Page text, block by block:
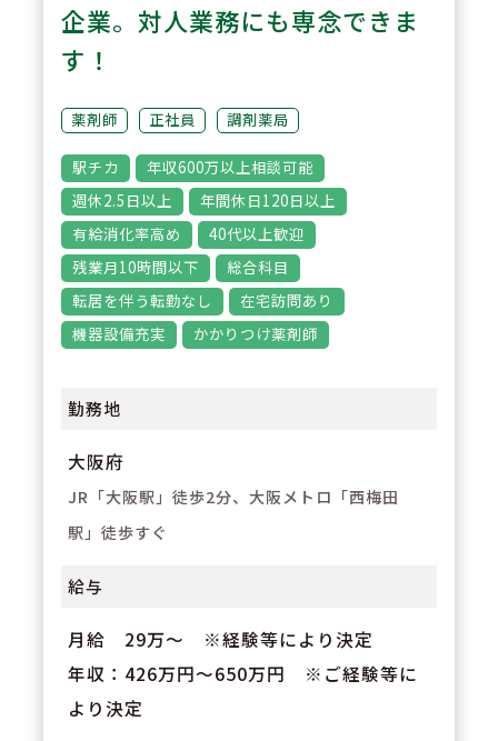
3
ボット調剤を行っている店舗です
ので、ピッキング業務はもちろん
のこと、在庫管理・棚卸の手間が
ほぼ無くなり、業務のスリム化が
できている就業環境です。
企業。対人業務にも専念できま
す！
薬剤師 正社員 調剤薬局
駅チカ
年収600万以上相談可能
週休2.5日以上
年間休日120日以上
有給消化率高め
40代以上歓迎
残業月10時間以下
総合科目
転居を伴う転勤なし
在宅訪問あり
機器設備充実
かかりつけ薬剤師
勤務地
大阪府
JR「大阪駅」徒歩2分、大阪メトロ「西梅田
駅」徒歩すぐ
給与
月給 29万～ ※経験等により決定
年収：426万円～650万円 ※ご経験等に
より決定